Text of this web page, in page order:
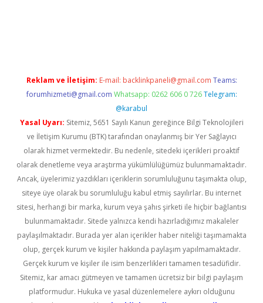
Reklam ve İletişim: E-mail: backlinkpaneli@gmail.com Teams:
forumhizmeti@gmail.com Whatsapp: 0262 606 0 726 Telegram:
@karabul
Yasal Uyarı: Sitemiz, 5651 Sayılı Kanun gereğince Bilgi Teknolojileri
ve İletişim Kurumu (BTK) tarafından onaylanmış bir Yer Sağlayıcı
olarak hizmet vermektedir. Bu nedenle, sitedeki içerikleri proaktif
olarak denetleme veya araştırma yükümlülüğümüz bulunmamaktadır.
Ancak, üyelerimiz yazdıkları içeriklerin sorumluluğunu taşımakta olup,
siteye üye olarak bu sorumluluğu kabul etmiş sayılırlar. Bu internet
sitesi, herhangi bir marka, kurum veya şahıs şirketi ile hiçbir bağlantısı
bulunmamaktadır. Sitede yalnızca kendi hazırladığımız makaleler
paylaşılmaktadır. Burada yer alan içerikler haber niteliği taşımamakta
olup, gerçek kurum ve kişiler hakkında paylaşım yapılmamaktadır.
Gerçek kurum ve kişiler ile isim benzerlikleri tamamen tesadüfidir.
Sitemiz, kar amacı gütmeyen ve tamamen ücretsiz bir bilgi paylaşım
platformudur. Hukuka ve yasal düzenlemelere aykırı olduğunu